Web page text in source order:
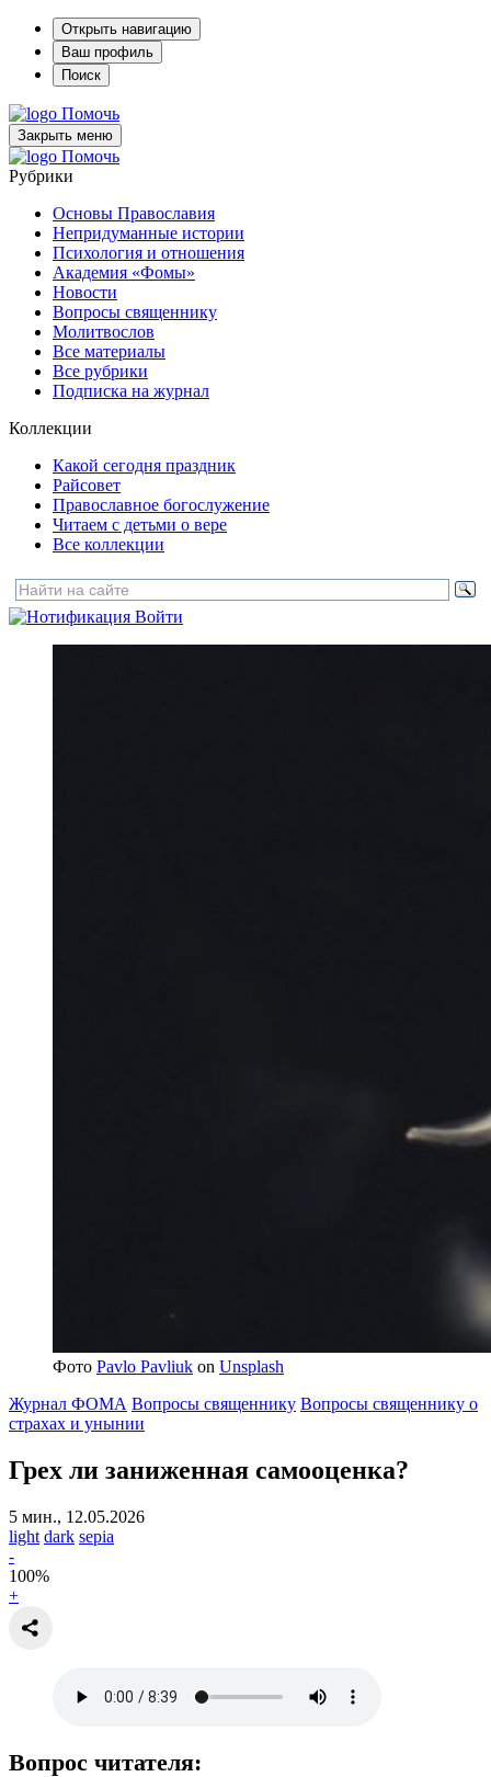
Открыть навигацию
Ваш профиль
Поиск
Помочь
Закрыть меню
Помочь
Рубрики
Основы Православия
Непридуманные истории
Психология и отношения
Академия «Фомы»
Новости
Вопросы священнику
Молитвослов
Все материалы
Все рубрики
Подписка на журнал
Коллекции
Какой сегодня праздник
Райсовет
Православное богослужение
Читаем с детьми о вере
Все коллекции
Войти
Фото Pavlo Pavliuk on Unsplash
Журнал ФОМА Вопросы священнику Вопросы священнику о
страхах и унынии
Грех ли заниженная самооценка?
5 мин., 12.05.2026
light dark sepia
-
100%
+
Вопрос читателя: